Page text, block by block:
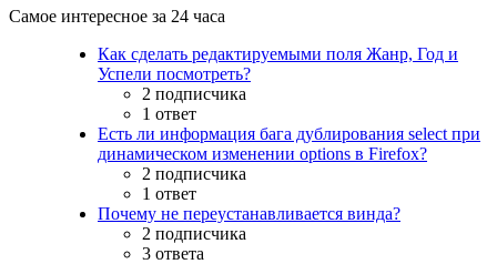
Самое интересное за 24 часа
Как сделать редактируемыми поля Жанр, Год и
Успели посмотреть?
2 подписчика
1 ответ
Есть ли информация бага дублирования select при
динамическом изменении options в Firefox?
2 подписчика
1 ответ
Почему не переустанавливается винда?
2 подписчика
3 ответа